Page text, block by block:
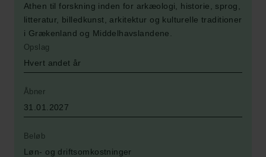
Athen til forskning inden for arkæologi, historie, sprog,
litteratur, billedkunst, arkitektur og kulturelle traditioner
i Grækenland og Middelhavslandene.
Opslag
Hvert andet år
Åbner
31.01.2027
Beløb
Løn- og driftsomkostninger